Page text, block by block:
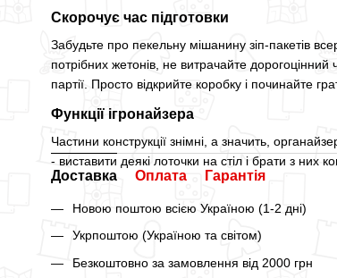
Скорочує час підготовки
Забудьте про пекельну мішанину зіп-пакетів
потрібних жетонів, не витрачайте дорогоцінний
партії. Просто відкрийте коробку і починайте
Функції ігронайзера
Частини конструкції знімні, а значить,
- виставити деякі лоточки на стіл і брати з них
Доставка Оплата Гарантія
Новою поштою всією Україною (1-2 дні)
Укрпоштою (Україною та світом)
Безкоштовно за замовлення від 2000 грн